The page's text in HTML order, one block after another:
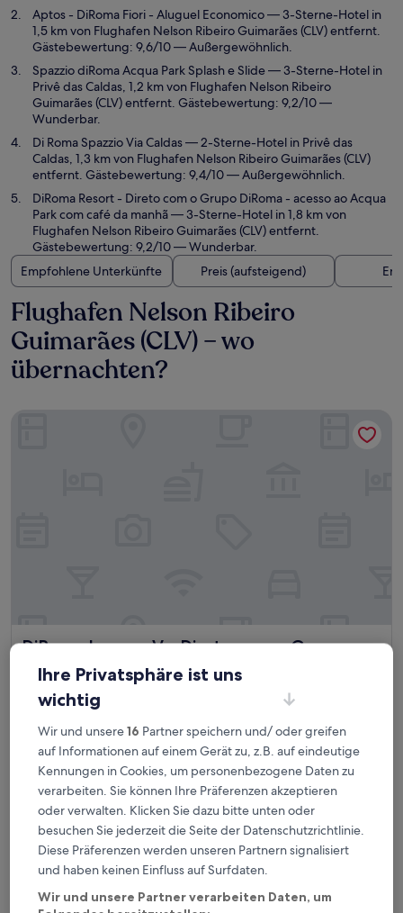
Aptos - DiRoma Fiori - Aluguel Economico— 3-Sterne-Hotel in
1,5 km von Flughafen Nelson Ribeiro Guimarães (CLV) entfernt.
Gästebewertung: 9,6/10 — Außergewöhnlich.
Spazzio diRoma Acqua Park Splash e Slide— 3-Sterne-Hotel in
Privê das Caldas, 1,2 km von Flughafen Nelson Ribeiro
Guimarães (CLV) entfernt. Gästebewertung: 9,2/10 —
Wunderbar.
Di Roma Spazzio Via Caldas— 2-Sterne-Hotel in Privê das
Caldas, 1,3 km von Flughafen Nelson Ribeiro Guimarães (CLV)
entfernt. Gästebewertung: 9,4/10 — Außergewöhnlich.
DiRoma Resort - Direto com o Grupo DiRoma - acesso ao Acqua
Park com café da manhã— 3-Sterne-Hotel in 1,8 km von
Flughafen Nelson Ribeiro Guimarães (CLV) entfernt.
Gästebewertung: 9,2/10 — Wunderbar.
Empfohlene Unterkünfte
Preis (aufsteigend)
Flughafen Nelson Ribeiro
Guimarães (CLV) – wo
übernachten?
DiRoma Lacqua V - Direto com o Grupo
DiRoma - acesso ao Acqua Park com café
da manhã
DiRoma Lacqua V - Direto com o Grupo DiRoma - acesso
3.0-
Sterne-
Unterkunft
Privê das Caldas, 1,4 km von Flughafen Nelson Ribeiro
Guimarães (CLV) entfernt
von
Außergewöhnlich,
Bewertungen)
9,6/10 Außergewöhnlich (17 Bewertungen)
beträgt
65 €
inkl. Steuern & Gebühren
31. Aug.–1. Sept.
Aptos - DiRoma Fiori - Aluguel Economico
Ihre Privatsphäre ist uns
wichtig
Wir und unsere16 Partner speichern und/ oder greifen
auf Informationen auf einem Gerät zu, z.B. auf eindeutige
Kennungen in Cookies, um personenbezogene Daten zu
verarbeiten. Sie können Ihre Präferenzen akzeptieren
oder verwalten. Klicken Sie dazu bitte unten oder
besuchen Sie jederzeit die Seite der Datenschutzrichtlinie.
Diese Präferenzen werden unseren Partnern signalisiert
und haben keinen Einfluss auf Surfdaten.
Wir und unsere Partner verarbeiten Daten, um